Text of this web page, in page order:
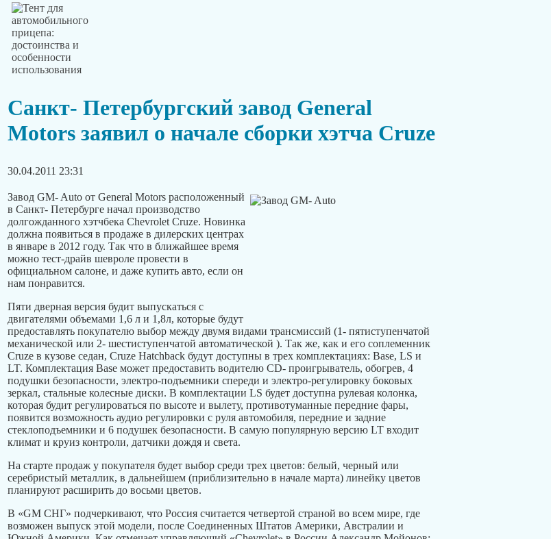
Санкт- Петербургский завод General
Motors заявил о начале сборки хэтча Cruze
30.04.2011 23:31
Завод GM- Auto от General Motors расположенный
в Санкт- Петербурге начал производство
долгожданного хэтчбека Chevrolet Cruze. Новинка
должна появиться в продаже в дилерских центрах
в январе в 2012 году. Так что в ближайшее время
можно тест-драйв шевроле провести в
официальном салоне, и даже купить авто, если он
нам понравится.
Пяти дверная версия будит выпускаться с
двигателями объемами 1,6 л и 1,8л, которые будут
предоставлять покупателю выбор между двумя видами трансмиссий (1- пятиступенчатой
механической или 2- шестиступенчатой автоматической ). Так же, как и его соплеменник
Cruze в кузове седан, Cruze Hatchback будут доступны в трех комплектациях: Base, LS и
LT. Комплектация Base может предоставить водителю CD- проигрыватель, обогрев, 4
подушки безопасности, электро-подъемники спереди и электро-регулировку боковых
зеркал, стальные колесные диски. В комплектации LS будет доступна рулевая колонка,
которая будит регулироваться по высоте и вылету, противотуманные передние фары,
появится возможность аудио регулировки с руля автомобиля, передние и задние
стеклоподъемники и 6 подушек безопасности. В самую популярную версию LT входит
климат и круиз контроли, датчики дождя и света.
На старте продаж у покупателя будет выбор среди трех цветов: белый, черный или
серебристый металлик, в дальнейшем (приблизительно в начале марта) линейку цветов
планируют расширить до восьми цветов.
В «GM СНГ» подчеркивают, что Россия считается четвертой страной во всем мире, где
возможен выпуск этой модели, после Соединенных Штатов Америки, Австралии и